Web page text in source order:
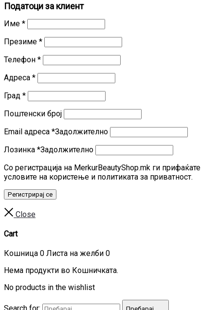
Податоци за клиент
Име *
Презиме *
Телефон *
Адреса *
Град *
Поштенски број
Email адреса *Задолжително
Лозинка *Задолжително
Со регистрација на MerkurBeautyShop.mk ги прифаќате
условите на користење и политиката за приватност.
Регистрирај се
Close
Cart
Кошница 0 Листа на желби 0
Нема продукти во Кошничката.
No products in the wishlist